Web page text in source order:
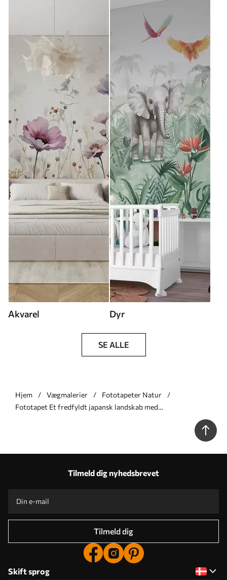
Akvarel Dyr
SE ALLE
Hjem Vægmalerier
Fototapeter Natur
Fototapet Et fredfyldt japansk landskab med
kirsebærblomster og en bjergsø ved solopgang Nr. w09864
Tilmeld dig nyhedsbrevet
Tilmeld dig
Skift sprog